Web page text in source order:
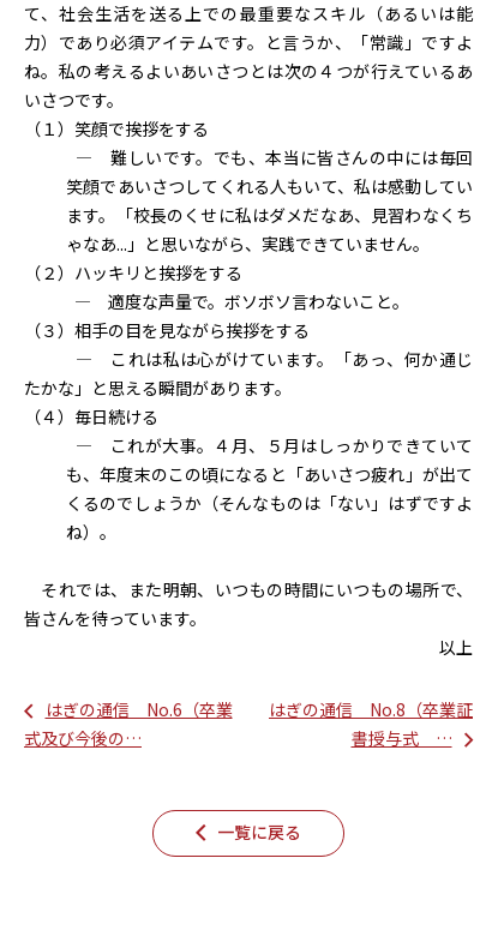
て、社会生活を送る上での最重要なスキル（あるいは能
力）であり必須アイテムです。と言うか、「常識」ですよ
ね。私の考えるよいあいさつとは次の４つが行えているあ
いさつです。
（１）笑顔で挨拶をする
― 難しいです。でも、本当に皆さんの中には毎回
笑顔であいさつしてくれる人もいて、私は感動してい
ます。「校長のくせに私はダメだなあ、見習わなくち
ゃなあ...」と思いながら、実践できていません。
（２）ハッキリと挨拶をする
― 適度な声量で。ボソボソ言わないこと。
（３）相手の目を見ながら挨拶をする
― これは私は心がけています。「あっ、何か通じ
たかな」と思える瞬間があります。
（４）毎日続ける
― これが大事。４月、５月はしっかりできていて
も、年度末のこの頃になると「あいさつ疲れ」が出て
くるのでしょうか（そんなものは「ない」はずですよ
ね）。
それでは、また明朝、いつもの時間にいつもの場所で、
皆さんを待っています。
以上
はぎの通信 No.6（卒業
式及び今後の…
はぎの通信 No.8（卒業証
書授与式 …
一覧に戻る